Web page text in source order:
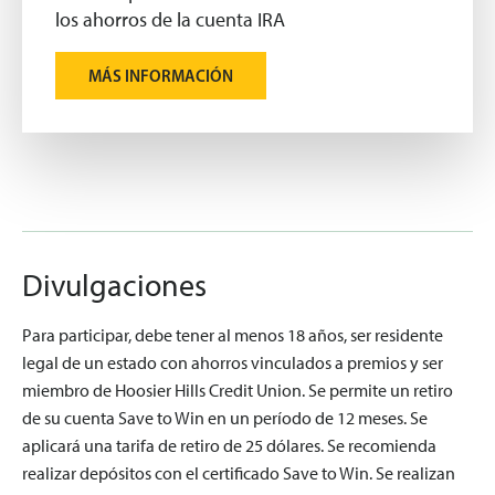
los ahorros de la cuenta IRA
MÁS INFORMACIÓN
Divulgaciones
Para participar, debe tener al menos 18 años, ser residente
legal de un estado con ahorros vinculados a premios y ser
miembro de Hoosier Hills Credit Union. Se permite un retiro
de su cuenta Save to Win en un período de 12 meses. Se
aplicará una tarifa de retiro de 25 dólares. Se recomienda
realizar depósitos con el certificado Save to Win. Se realizan